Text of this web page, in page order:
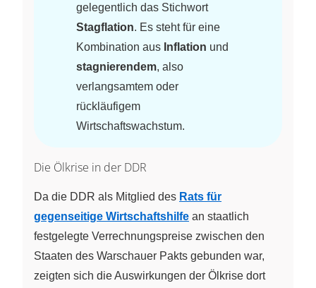
gelegentlich das Stichwort
Stagflation. Es steht für eine
Kombination aus Inflation und
stagnierendem, also
verlangsamtem oder
rückläufigem
Wirtschaftswachstum.
Die Ölkrise in der DDR
Da die DDR als Mitglied des Rats für
gegenseitige Wirtschaftshilfe an staatlich
festgelegte Verrechnungspreise zwischen den
Staaten des Warschauer Pakts gebunden war,
zeigten sich die Auswirkungen der Ölkrise dort